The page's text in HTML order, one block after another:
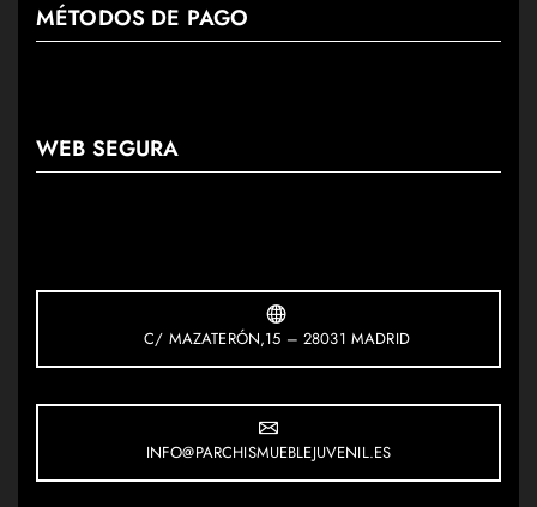
MÉTODOS DE PAGO
WEB SEGURA
C/ MAZATERÓN,15 – 28031 MADRID
INFO@PARCHISMUEBLEJUVENIL.ES